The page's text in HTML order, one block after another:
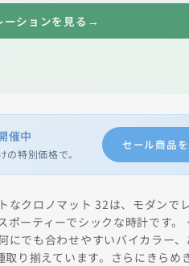
ーションを見る →
催中
特別価格で。
セール商品
なクロノマット 32は、モダンで
ーティーでシックな時計です。
にでも合わせやすいバイカラー
り揃えています。さらにきらめ